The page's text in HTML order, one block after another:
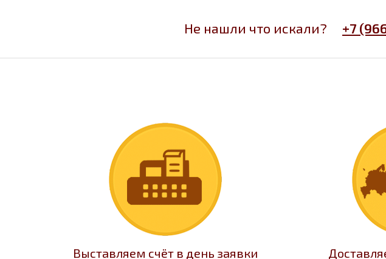
Не нашли что искали? +7
Выставляем счёт в день заявки